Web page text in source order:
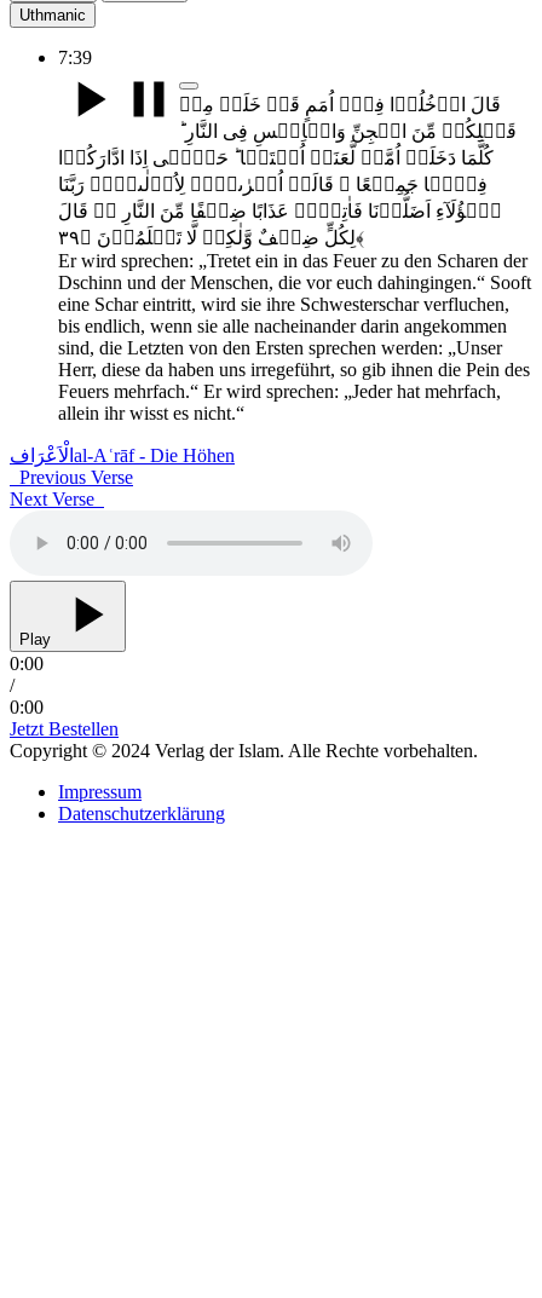
Uthmanic
7:39
قَالَ ادۡخُلُوۡا فِیۡۤ اُمَمٍ قَدۡ خَلَتۡ مِنۡ
قَبۡلِکُمۡ مِّنَ الۡجِنِّ وَالۡاِنۡسِ فِی النَّارِ ؕ
کُلَّمَا دَخَلَتۡ اُمَّۃٌ لَّعَنَتۡ اُخۡتَہَا ؕ حَتّٰۤی اِذَا ادَّارَکُوۡا
فِیۡہَا جَمِیۡعًا ۙ قَالَتۡ اُخۡرٰٮہُمۡ لِاُوۡلٰٮہُمۡ رَبَّنَا
ہٰۤؤُلَآءِ اَضَلُّوۡنَا فَاٰتِہِمۡ عَذَابًا ضِعۡفًا مِّنَ النَّارِ ۬ؕ قَالَ
لِکُلٍّ ضِعۡفٌ وَّلٰکِنۡ لَّا تَعۡلَمُوۡنَ ﴿۳۹﴾
Er wird sprechen: „Tretet ein in das Feuer zu den Scharen der
Dschinn und der Menschen, die vor euch dahingingen.“ Sooft
eine Schar eintritt, wird sie ihre Schwesterschar verfluchen,
bis endlich, wenn sie alle nacheinander darin angekommen
sind, die Letzten von den Ersten sprechen werden: „Unser
Herr, diese da haben uns irregeführt, so gib ihnen die Pein des
Feuers mehrfach.“ Er wird sprechen: „Jeder hat mehrfach,
allein ihr wisst es nicht.“
الْاَعْرَاف al-Aʿrāf - Die Höhen
Previous Verse
Next Verse
Play
0:00
/
0:00
Jetzt Bestellen
Copyright © 2024 Verlag der Islam. Alle Rechte vorbehalten.
Impressum
Datenschutzerklärung